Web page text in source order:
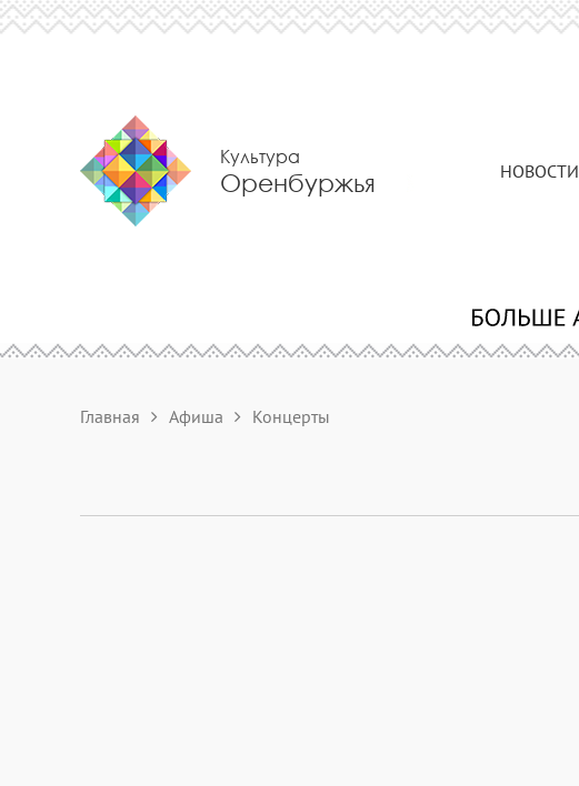
Культура
Оренбуржья НОВОСТИ
Главная Афиша Концерты